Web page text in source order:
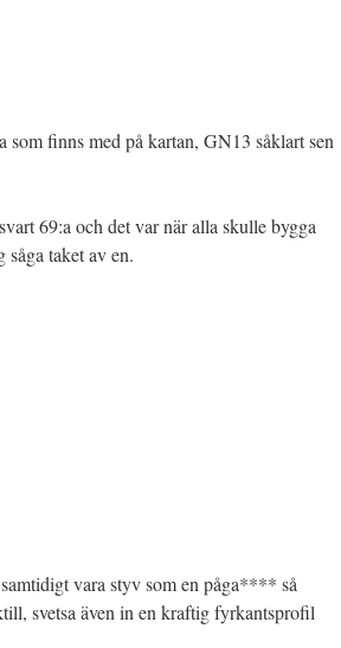
finns med på kartan, GN13 såklart sen
69:a och det var när alla skulle bygga
såga taket av en.
vara styv som en påga**** så
svetsa även in en kraftig fyrkantsprofil